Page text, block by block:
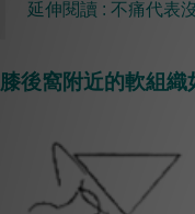
延伸閱讀 : 不痛代表
膝後窩附近的軟組織